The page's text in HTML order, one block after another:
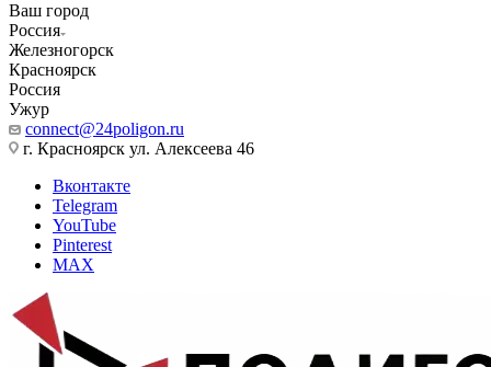
Ваш город
Россия
Железногорск
Красноярск
Россия
Ужур
connect@24poligon.ru
г. Красноярск ул. Алексеева 46
Вконтакте
Telegram
YouTube
Pinterest
MAX